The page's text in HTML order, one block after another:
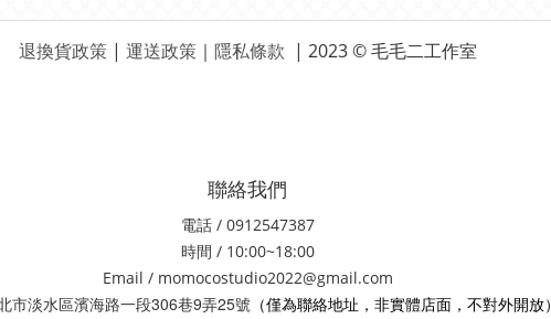
退換貨政策 | 運送政策｜ 隱私條款 | 2023 © 毛毛二工作室
聯絡我們
電話 / 0912547387
時間 / 10:00~18:00
Email / momocostudio2022@gmail.com
市淡水區濱海路一段306巷9弄25號（僅為聯絡地址，非實體店面，不對外開放）